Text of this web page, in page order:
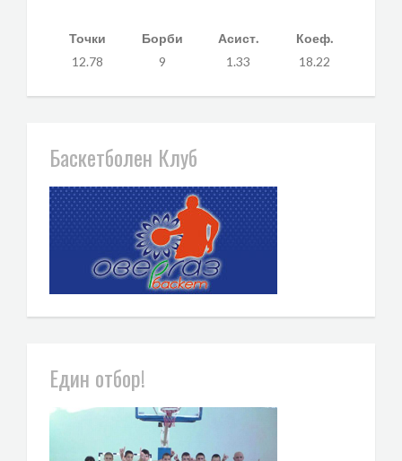
Точки Борби Асист.
Коеф.
12.78
9 1.33 18.22
Баскетболен Клуб
Един отбор!